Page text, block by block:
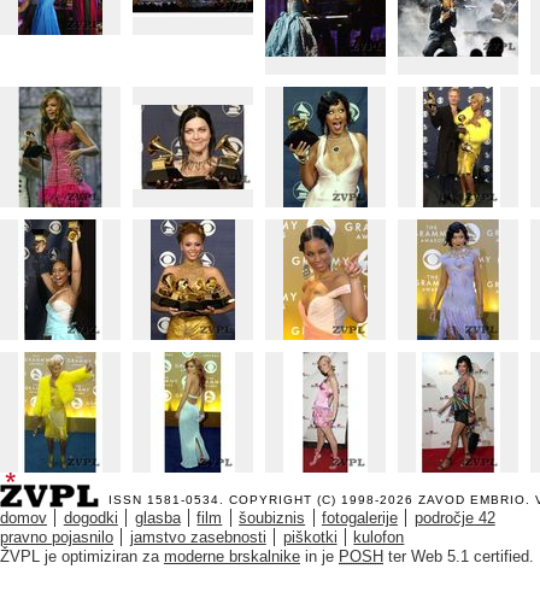
ISSN 1581-0534. COPYRIGHT (C) 1998-2026 ZAVOD EMBRIO .
domov dogodki glasba film šoubiznis fotogalerije
področje 42
pravno pojasnilo
jamstvo zasebnosti piškotki
kulofon
ŽVPL je optimiziran za moderne brskalnike in je POSH ter Web 5.1 certified.